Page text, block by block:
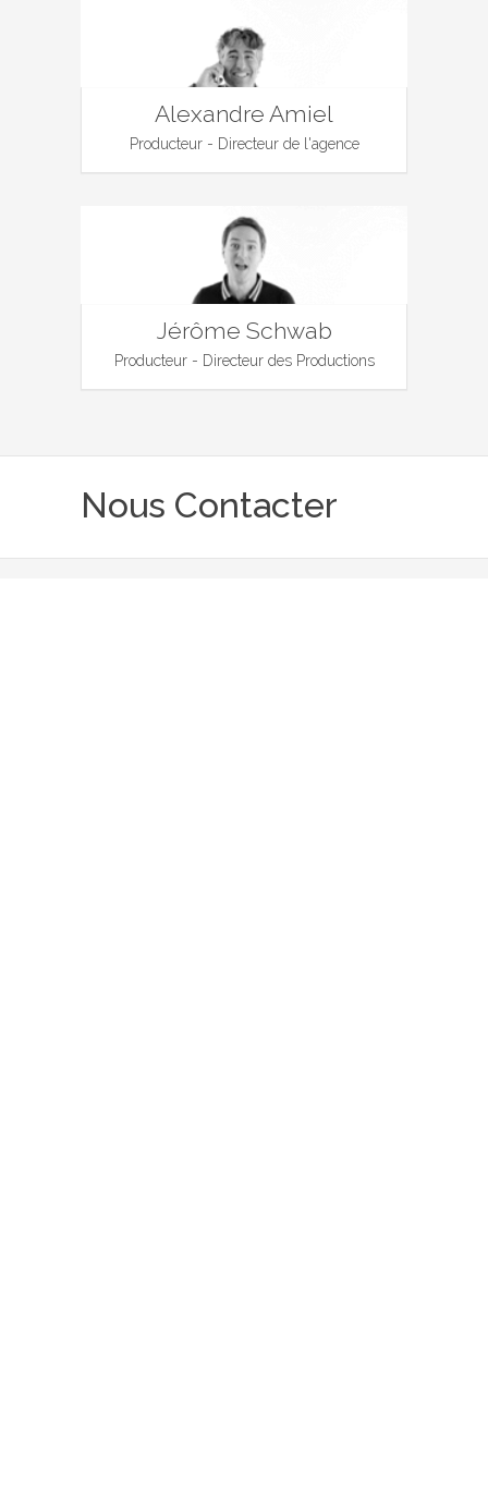
Alexandre Amiel
Producteur - Directeur de l'agence
Jérôme Schwab
Producteur - Directeur des Productions
Nous Contacter